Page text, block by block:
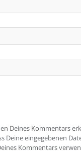
Deines Kommentars
Deine eingegebenen
Kommentars